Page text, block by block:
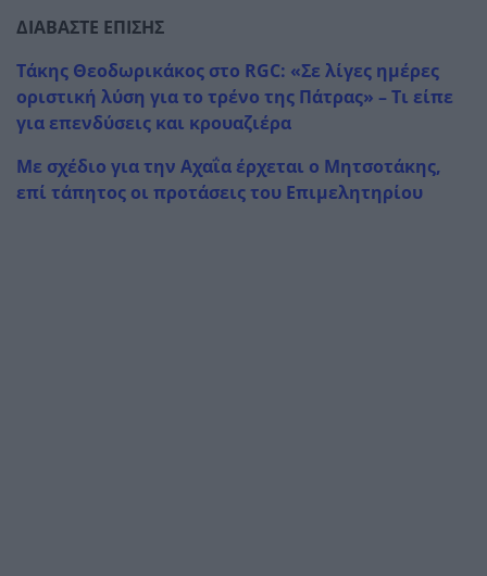
ΔΙΑΒΑΣΤΕ ΕΠΙΣΗΣ
Τάκης Θεοδωρικάκος στο RGC: «Σε λίγες ημέρες
οριστική λύση για το τρένο της Πάτρας» – Τι είπε
για επενδύσεις και κρουαζιέρα
Με σχέδιο για την Αχαΐα έρχεται ο Μητσοτάκης,
επί τάπητος οι προτάσεις του Επιμελητηρίου